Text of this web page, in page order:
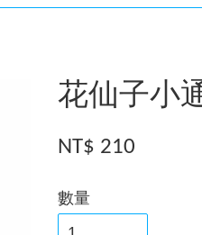
花仙子小
NT$ 210
數量